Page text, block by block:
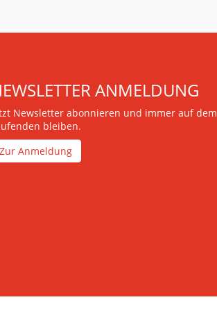
ANMELDUNG
Newsletter abonnieren und immer auf dem
bleiben.
Zur Anmeldung